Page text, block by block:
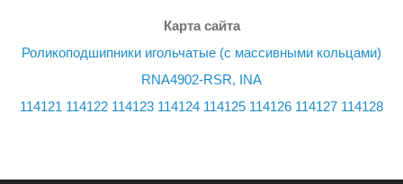
Карта сайта
Роликоподшипники игольчатые (с массивными кольцами)
RNA4902-RSR, INA
114121 114122 114123 114124 114125 114126 114127 114128